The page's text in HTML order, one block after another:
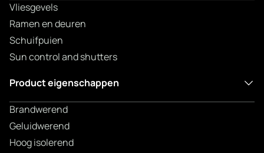
Vliesgevels
Ramen en deuren
Schuifpuien
Sun control and shutters
Product eigenschappen
Brandwerend
Geluidwerend
Hoog isolerend